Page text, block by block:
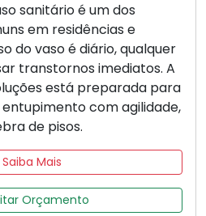
sanitário é um dos
em residências e
do vaso é diário, qualquer
transtornos imediatos. A
está preparada para
com agilidade,
de pisos.
Saiba Mais
Orçamento